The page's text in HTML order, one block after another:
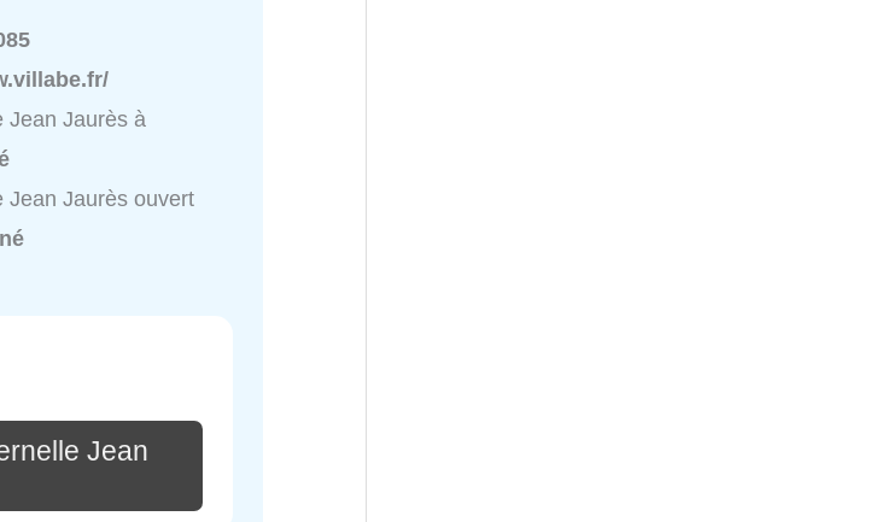
Jean Jaurès à
Jean Jaurès ouvert
Jean